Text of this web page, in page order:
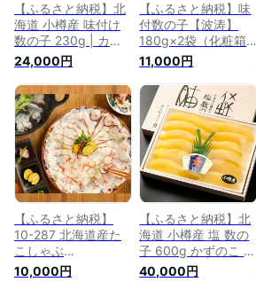
【ふるさと納税】北
海道 小樽産 味付け
数の子 230g | カズ
ノコ ニシン 魚卵 お
せち 正月 味付き 冷
凍 国産 北海道産 小
樽市 小樽 北海道 送
料無料
24,000円
【ふるさと納税】味
付数の子【波涛】
180g×2袋（化粧箱
入）北海道産利尻昆
布入り 【魚貝類 ふ
るさと納税 かずのこ
数の子】
11,000円
【ふるさと納税】
10-287 北海道産た
こしゃぶ
1kg（250g×4）｜
10,000円
【ふるさと納税】北
海道 小樽産 塩 数の
子 600g かずのこ 魚
卵 お節 おせち 化粧
40,000円